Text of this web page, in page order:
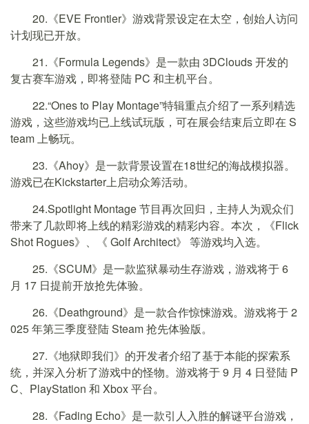
20.《EVE Frontier》游戏背景设定在太空，创始人访问
计划现已开放。
21.《Formula Legends》是一款由 3DClouds 开发的
复古赛车游戏，即将登陆 PC 和主机平台。
22.“Ones to Play Montage”特辑重点介绍了一系列精选
游戏，这些游戏均已上线试玩版，可在展会结束后立即在 S
team 上畅玩。
23.《Ahoy》是一款背景设置在18世纪的海战模拟器。
游戏已在Kickstarter上启动众筹活动。
24.Spotlight Montage 节目再次回归，主持人为观众们
带来了几款即将上线的精彩游戏的精彩内容。本次，《Flick
Shot Rogues》、《 Golf Architect》 等游戏均入选。
25.《SCUM》是一款监狱暴动生存游戏，游戏将于 6
月 17 日提前开放抢先体验。
26.《Deathground》是一款合作惊悚游戏。游戏将于 2
025 年第三季度登陆 Steam 抢先体验版。
27.《地狱即我们》的开发者介绍了基于本能的探索系
统，并深入分析了游戏中的怪物。游戏将于 9 月 4 日登陆 P
C、PlayStation 和 Xbox 平台。
28.《Fading Echo》是一款引人入胜的解谜平台游戏，